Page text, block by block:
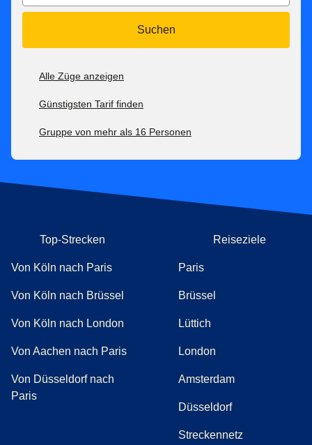
Suchen
Alle Züge anzeigen
Günstigsten Tarif finden
Gruppe von mehr als 16 Personen
Top-Strecken
Von Köln nach Paris
Von Köln nach Brüssel
Von Köln nach London
Von Aachen nach Paris
Von Düsseldorf nach
Paris
Reiseziele
Paris
Brüssel
Lüttich
London
Amsterdam
Düsseldorf
Streckennetz